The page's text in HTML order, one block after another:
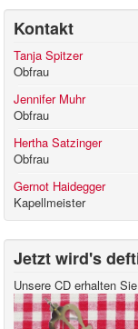
Kontakt
Tanja Spitzer
Obfrau
Jennifer Muhr
Obfrau
Hertha Satzinger
Obfrau
Gernot Haidegger
Kapellmeister
Jetzt wird's
Unsere CD erhalten